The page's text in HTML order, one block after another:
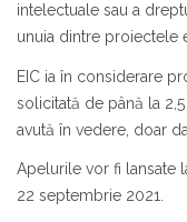
intelectuale sau a
unuia dintre proiectele
EIC ia în considerare
solicitată de până la
avută în vedere, doar
Apelurile vor fi lansate
22 septembrie 2021.